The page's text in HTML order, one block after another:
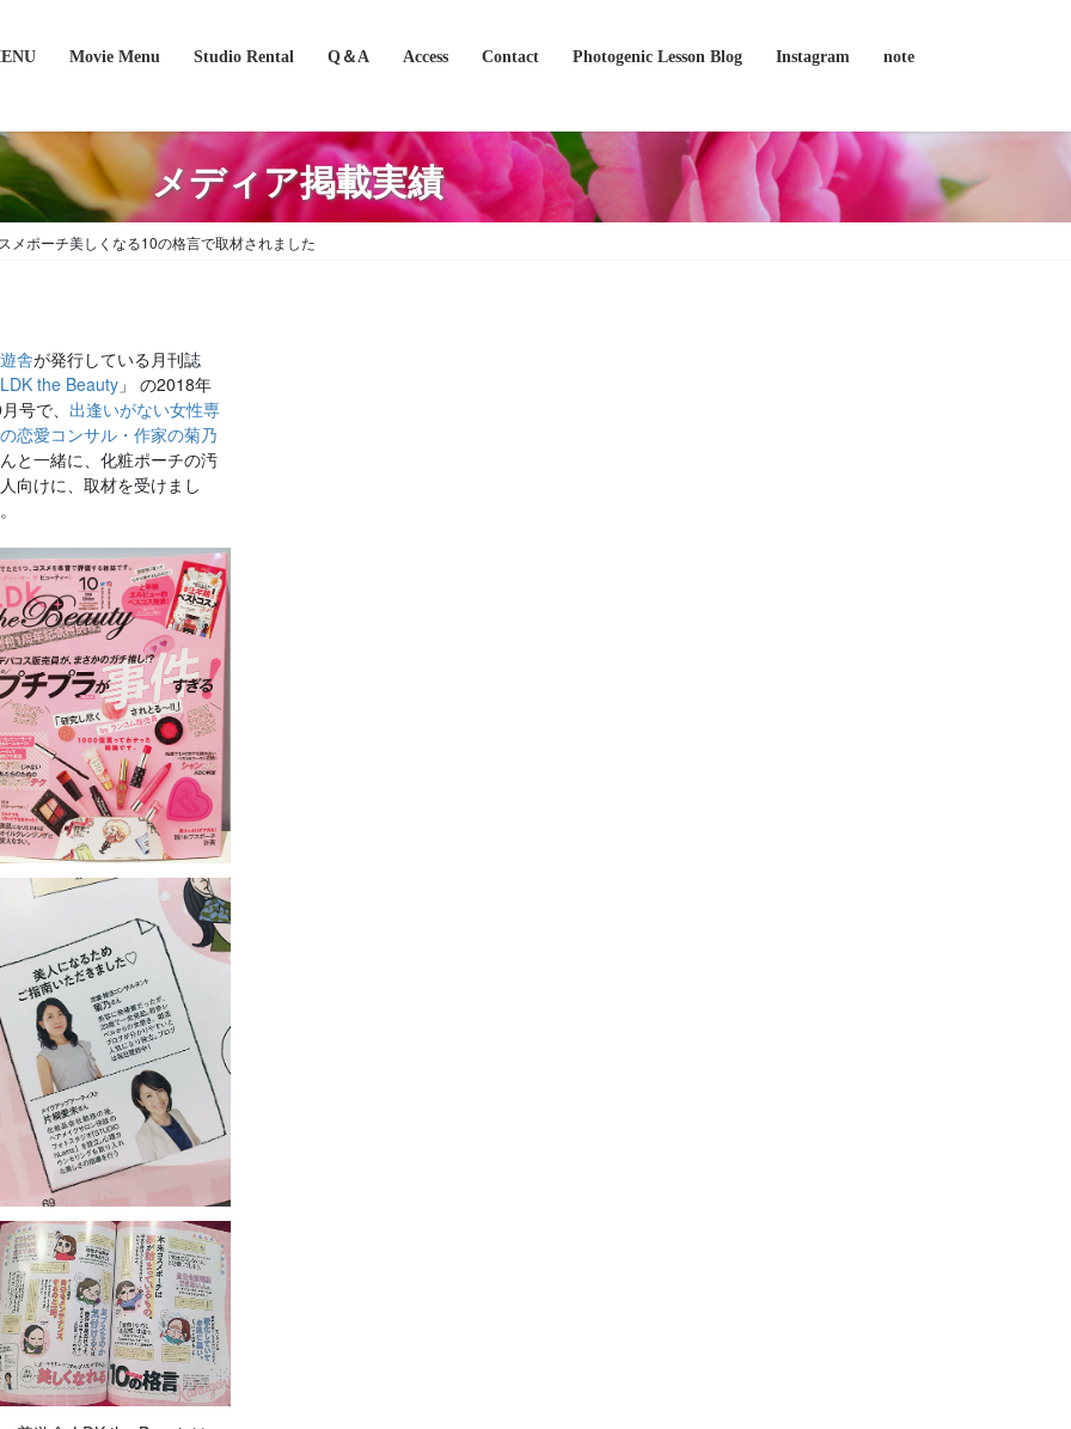
Movie Menu Studio Rental Q＆A Access Contact Photogenic Lesson Blog Instagram note
メディア掲載実績
メポーチ美しくなる10の格言で取材されました
舎が発行している月刊誌
LDK the Beauty 」 の2018年
号で、 出逢いがない女性専
恋愛コンサル・作家の菊乃
と一緒に、化粧ポーチの汚
向けに、取材を受けまし